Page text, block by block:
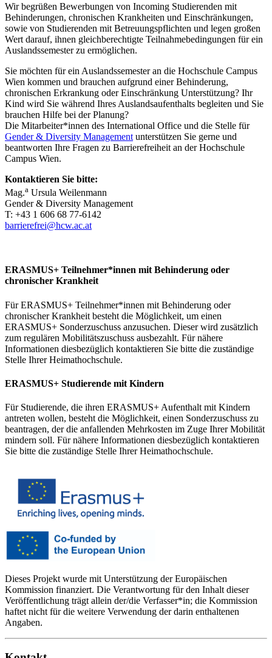
Wir begrüßen Bewerbungen von Incoming Studierenden mit
Behinderungen, chronischen Krankheiten und Einschränkungen,
sowie von Studierenden mit Betreuungspflichten und legen großen
Wert darauf, ihnen gleichberechtigte Teilnahmebedingungen für ein
Auslandssemester zu ermöglichen.
Sie möchten für ein Auslandssemester an die Hochschule Campus
Wien kommen und brauchen aufgrund einer Behinderung,
chronischen Erkrankung oder Einschränkung Unterstützung? Ihr
Kind wird Sie während Ihres Auslandsaufenthalts begleiten und Sie
brauchen Hilfe bei der Planung?
Die Mitarbeiter*innen des International Office und die Stelle für
Gender & Diversity Management unterstützen Sie gerne und
beantworten Ihre Fragen zu Barrierefreiheit an der Hochschule
Campus Wien.
Kontaktieren Sie bitte:
Mag.a Ursula Weilenmann
Gender & Diversity Management
T: +43 1 606 68 77-6142
barrierefrei@hcw.ac.at
ERASMUS+ Teilnehmer*innen mit Behinderung oder
chronischer Krankheit
Für ERASMUS+ Teilnehmer*innen mit Behinderung oder
chronischer Krankheit besteht die Möglichkeit, um einen
ERASMUS+ Sonderzuschuss anzusuchen. Dieser wird zusätzlich
zum regulären Mobilitätszuschuss ausbezahlt. Für nähere
Informationen diesbezüglich kontaktieren Sie bitte die zuständige
Stelle Ihrer Heimathochschule.
ERASMUS+ Studierende mit Kindern
Für Studierende, die ihren ERASMUS+ Aufenthalt mit Kindern
antreten wollen, besteht die Möglichkeit, einen Sonderzuschuss zu
beantragen, der die anfallenden Mehrkosten im Zuge Ihrer Mobilität
mindern soll. Für nähere Informationen diesbezüglich kontaktieren
Sie bitte die zuständige Stelle Ihrer Heimathochschule.
Dieses Projekt wurde mit Unterstützung der Europäischen
Kommission finanziert. Die Verantwortung für den Inhalt dieser
Veröffentlichung trägt allein der/die Verfasser*in; die Kommission
haftet nicht für die weitere Verwendung der darin enthaltenen
Angaben.